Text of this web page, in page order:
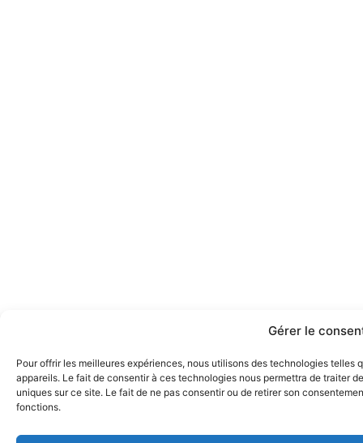
Gérer le
Pour offrir les meilleures expériences, nous utilisons des technologies
appareils. Le fait de consentir à ces technologies nous permettra de traiter
uniques sur ce site. Le fait de ne pas consentir ou de retirer son
fonctions.